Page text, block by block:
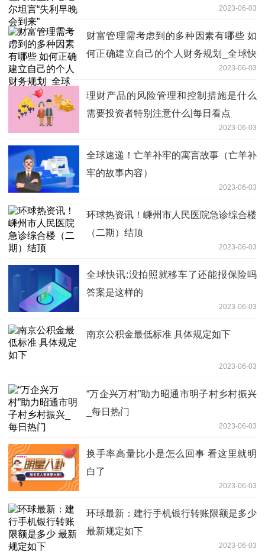
2023-06-03
财富管理需考虑到的多种因素有哪些 如
何正确建立自己的个人财务规划_全球快
2023-06-03
理财产品的风险管理和控制措施是什么
需要投资者特别注意什么|每日看点
2023-06-03
全球速递！亡羊补牢的寓言故事（亡羊补
牢的故事内容）
2023-06-03
环球热资讯！嵊州市人民医院急诊综合楼
（二期）结顶
2023-06-03
全球快讯:没拍照就移车了还能报保险吗
答案是这样的
2023-06-03
南京公积金最低标准 具体规定如下
2023-06-03
“万企兴万村”助力昭通市明子村乡村振兴
_每日热门
2023-06-03
换手率高量比小是怎么回事 看这里就明
白了
2023-06-03
环球最新：建行手机银行转账限额是多少
最新规定如下
2023-06-03